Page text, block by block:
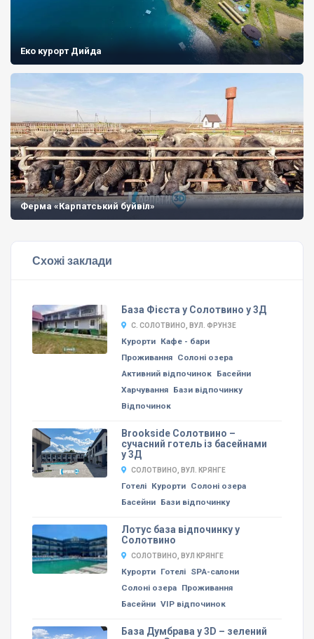
Еко курорт Дийда
Ферма «Карпатський буйвіл»
Схожі заклади
База Фієста у Солотвино у 3Д
С. СОЛОТВИНО, ВУЛ. ФРУНЗЕ
Курорти Кафе - бари
Проживання Солоні озера
Активний відпочинок Басейни
Харчування Бази відпочинку
Відпочинок
Brookside Солотвино –
сучасний готель із басейнами
у 3Д
СОЛОТВИНО, ВУЛ. КРЯНГЕ
Готелі Курорти Солоні озера
Басейни Бази відпочинку
Лотус база відпочинку у
Солотвино
СОЛОТВИНО, ВУЛ КРЯНГЕ
Курорти Готелі SPA-салони
Солоні озера Проживання
Басейни VIP відпочинок
База Думбрава у 3D – зелений